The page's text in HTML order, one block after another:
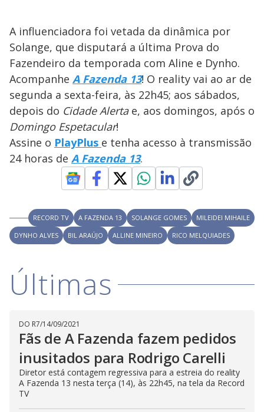
A influenciadora foi vetada da dinâmica por
Solange, que disputará a última Prova do
Fazendeiro da temporada com Aline e Dynho.
Acompanhe A Fazenda 13! O reality vai ao ar de
segunda a sexta-feira, às 22h45; aos sábados,
depois do Cidade Alertae, aos domingos, após o
Domingo Espetacular!
Assine o PlayPlus e tenha acesso à transmissão
24 horas de A Fazenda 13.
RECORD TV A FAZENDA 13 SOLANGE GOMES
MILEIDEI MIHAILE
DYNHO ALVES
BIL ARAÚJO ALLINE MINEIRO RICO MELQUIADES
Últimas
DO R7/14/09/2021
Fãs de A Fazenda fazem pedidos
inusitados para Rodrigo Carelli
Diretor está contagem regressiva para a estreia do reality
A Fazenda 13 nesta terça (14), às 22h45, na tela da Record
TV